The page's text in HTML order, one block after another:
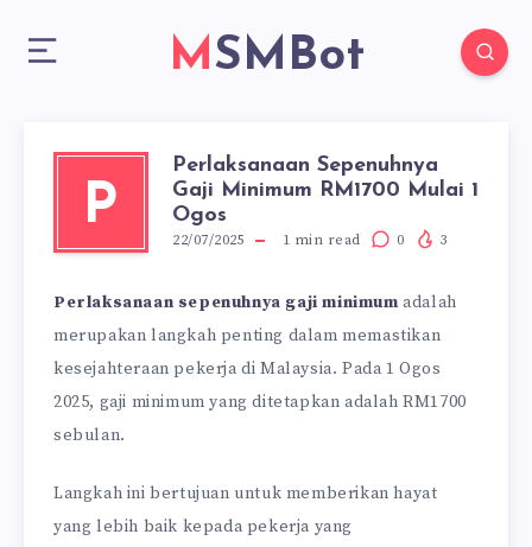
MSMBot
P
Perlaksanaan Sepenuhnya
Gaji Minimum RM1700 Mulai 1
Ogos
22/07/2025 1 min read 0 3
Perlaksanaan sepenuhnya gaji minimum adalah
merupakan langkah penting dalam memastikan
kesejahteraan pekerja di Malaysia. Pada 1 Ogos
2025, gaji minimum yang ditetapkan adalah RM1700
sebulan.
Langkah ini bertujuan untuk memberikan hayat
yang lebih baik kepada pekerja yang